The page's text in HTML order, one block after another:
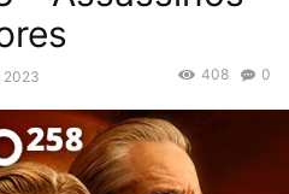
2023 0
408